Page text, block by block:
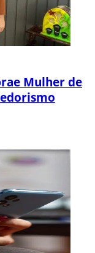
Mulher de